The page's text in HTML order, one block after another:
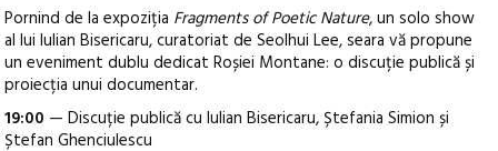
Pornind de la expoziția Fragments of Poetic Nature, un solo show
al lui Iulian Bisericaru, curatoriat de Seolhui Lee, seara vă propune
un eveniment dublu dedicat Roșiei Montane: o discuție publică și
proiecția unui documentar.
19:00 — Discuție publică cu Iulian Bisericaru, Ștefania Simion și
Ștefan Ghenciulescu